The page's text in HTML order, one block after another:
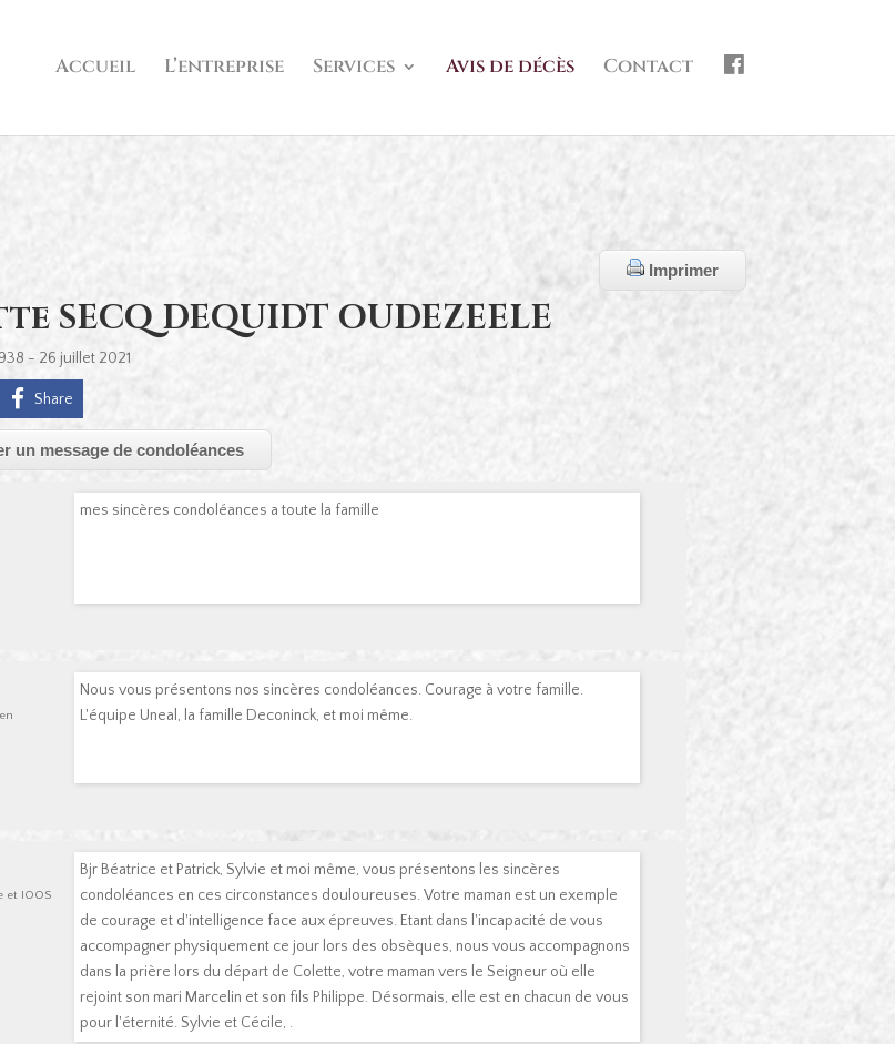
Accueil L’entreprise Services Avis de décès Contact
Imprimer
SECQ DEQUIDT OUDEZEELE
- 26 juillet 2021
Share
un message de condoléances
mes sincères condoléances a toute la famille
Nous vous présentons nos sincères condoléances. Courage à votre famille.
L'équipe Uneal, la famille Deconinck, et moi même.
et IOOS
Bjr Béatrice et Patrick, Sylvie et moi même, vous présentons les sincères
condoléances en ces circonstances douloureuses. Votre maman est un exemple
de courage et d'intelligence face aux épreuves. Etant dans l'incapacité de vous
accompagner physiquement ce jour lors des obsèques, nous vous accompagnons
dans la prière lors du départ de Colette, votre maman vers le Seigneur où elle
rejoint son mari Marcelin et son fils Philippe. Désormais, elle est en chacun de vous
pour l'éternité. Sylvie et Cécile, .